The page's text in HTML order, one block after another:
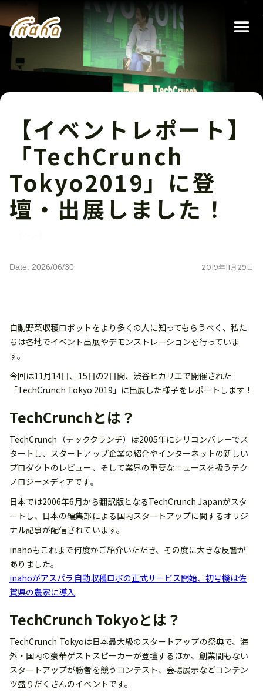
【イベントレポート】
「TechCrunch
Tokyo2019」に登
壇・出展しました！
Date: 2026/06/30 2019年11 月 29 日
自動野菜収穫ロボットをより多くの人に知ってもらうべく、私た
ちは各地でイベント出展やデモンストレーションを行っていま
す。
今回は11月14日、15日の2日間、渋谷ヒカリエで開催された
「TechCrunch Tokyo 2019」に出展した様子をレポートします！
TechCrunchとは？
TechCrunch（テッククランチ）は2005年にシリコンバレーでス
タートし、スタートアップ企業の紹介やインターネットの新しい
プロダクトのレビュー、そして業界の重要なニュースを扱うテク
ノロジーメディアです。
日本では2006年6月から翻訳版となるTechCrunch Japanがスタ
ートし、日本の編集部による国内スタートアップに関するオリジ
ナル記事が配信されています。
inahoもこれまで何度かご紹介いただき、その度に大きな反響が
ありました。
inahoがアスパラ自動収穫ロボの正式サービス開始、初号機は佐
賀県の農家に導入
TechCrunch Tokyoとは？
TechCrunch Tokyoは日本最大級のスタートアップの祭典で、海
外・国内の豪華ゲストスピーカーが登壇するほか、創業間もない
スタートアップが勝者を競うコンテスト、会場展示などコンテン
ツ盛りだくさんのイベントです。